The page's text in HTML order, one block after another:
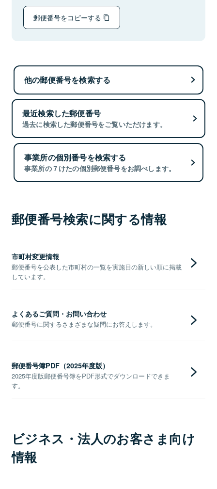
郵便番号をコピーする
他の郵便番号を検索する
最近検索した郵便番号
過去に検索した郵便番号をご覧いただけます。
事業所の個別番号を検索する
事業所の７けたの個別郵便番号をお調べします。
郵便番号検索に関する情報
市町村変更情報
郵便番号を公表した市町村の一覧を実施日の新しい順に掲載
しています。
よくあるご質問・お問い合わせ
郵便番号に関するさまざまな疑問にお答えします。
郵便番号簿PDF（2025年度版）
2025年度版郵便番号簿をPDF形式でダウンロードできま
す。
ビジネス・法人のお客さま向け
情報